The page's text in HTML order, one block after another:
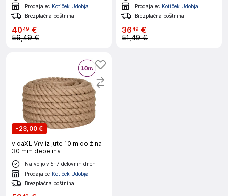
Prodajalec Kotiček Udobja
Brezplačna poštnina
4049 €
56,49 €
Prodajalec Kotiček Udobja
Brezplačna poštnina
3649 €
51,49 €
-23,00 €
vidaXL Vrv iz jute 10 m dolžina
30 mm debelina
Na voljo v 5-7 delovnih dneh
Prodajalec Kotiček Udobja
Brezplačna poštnina